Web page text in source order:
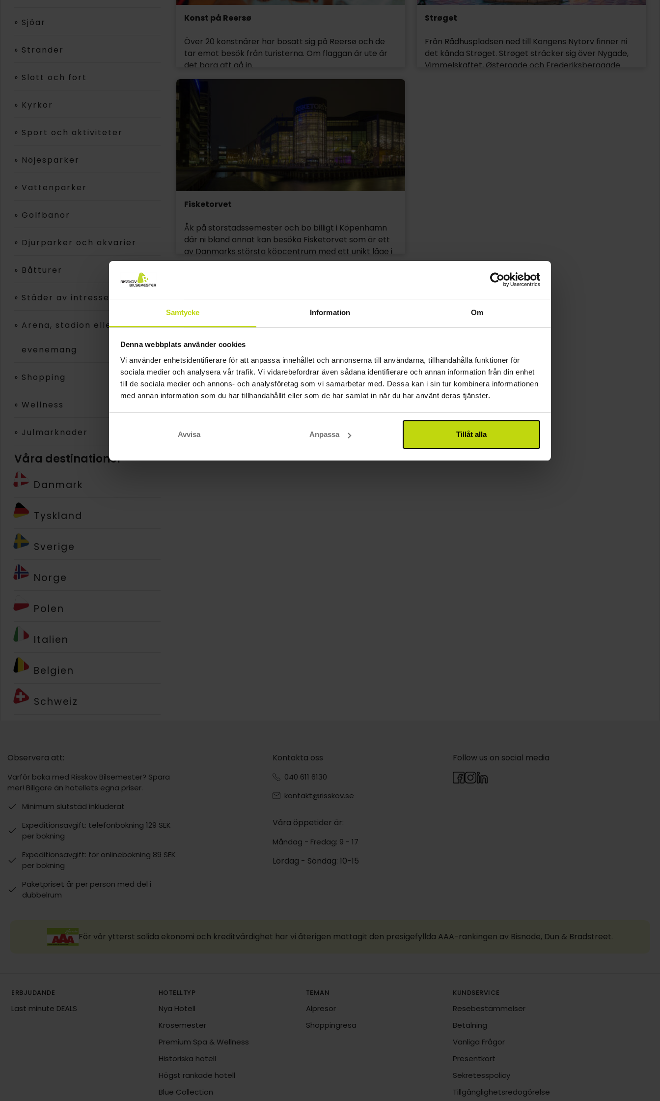
Samtycke Information Om
Denna webbplats använder cookies
Vi använder enhetsidentifierare för att anpassa innehållet och annonserna till användarna, tillhandahålla funktioner för
sociala medier och analysera vår trafik. Vi vidarebefordrar även sådana identifierare och annan information från din enhet
till de sociala medier och annons- och analysföretag som vi samarbetar med. Dessa kan i sin tur kombinera informationen
med annan information som du har tillhandahållit eller som de har samlat in när du har använt deras tjänster.
Avvisa Anpassa Tillåt alla
» Sjöar
» Stränder
» Slott och fort
» Kyrkor
» Sport och aktiviteter
» Nöjesparker
» Vattenparker
» Golfbanor
» Djurparker och akvarier
» Båtturer
» Städer av intresse
» Arena, stadion eller
evenemang
» Shopping
» Wellness
» Julmarknader
Våra destinationer
Danmark
Tyskland
Sverige
Norge
Polen
Italien
Belgien
Schweiz
Konst på Reersø
Över 20 konstnärer har bosatt sig på Reersø och de
tar emot besök från turisterna. Om flaggan är ute är
det bara att gå in.
Det finns krukmakare, keramiker, bildkonstnärer,
smyckekonstnärer och bärnstenkonstnärer, så det
finns något för alla smaker.
Strøget
Från Rådhuspladsen ned till Kongens Nytorv finner ni
det kända Strøget. Strøget sträcker sig över Nygade,
Vimmelskaftet, Østergade och Frederiksberggade
Fisketorvet
Åk på storstadssemester och bo billigt i Köpenhamn
där ni bland annat kan besöka Fisketorvet som är ett
av Danmarks största köpcentrum med ett unikt läge i
Köpenhamn, precis intill vattnet. Här finns många
köpcentret hålls regelbundet olika evenemang och
aktiviteter, och där finns restauranger för alla smaker.
Observera att:
Varför boka med Risskov Bilsemester? Spara
mer! Billgare än hotellets egna priser.
Minimum slutstäd inkluderat
Expeditionsavgift: telefonbokning 129 SEK
per bokning
Expeditionsavgift: för onlinebokning 89 SEK
per bokning
Paketpriset är per person med del i
dubbelrum
Kontakta oss
040 611 6130
kontakt@risskov.se
Våra öppetider är:
Måndag - Fredag: 9 - 17
Lördag - Söndag: 10-15
Follow us on social media
För vår ytterst solida ekonomi och kreditvärdighet har vi återigen mottagit den presigefyllda AAA-rankingen av Bisnode, Dun & Bradstreet.
ERBJUDANDE
Last minute DEALS
HOTELLTYP
Nya Hotell
Krosemester
Premium Spa & Wellness
Historiska hotell
Högst rankade hotell
Blue Collection
TEMAN
Alpresor
Shoppingresa
KUNDSERVICE
Resebestämmelser
Betalning
Vanliga Frågor
Presentkort
Sekretesspolicy
Tillgänglighetsredogörelse